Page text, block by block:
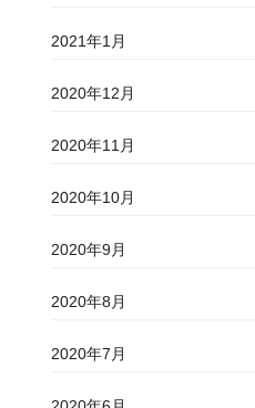
2021年1月
2020年12月
2020年11月
2020年10月
2020年9月
2020年8月
2020年7月